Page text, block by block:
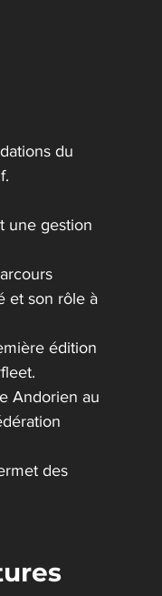
du
une gestion
et son rôle à
édition
Andorien au
des